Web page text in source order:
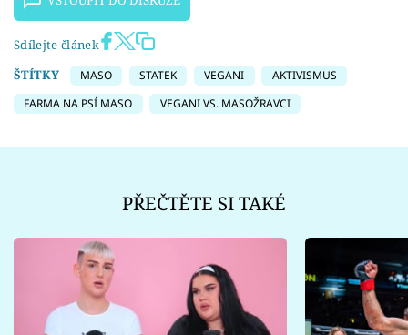
Sdílejte článek
ŠTÍTKY
MASO STATEK VEGANI
AKTIVISMUS
FARMA NA PSÍ MASO
VEGANI VS. MASOŽRAVCI
PŘEČTĚTE SI TAKÉ